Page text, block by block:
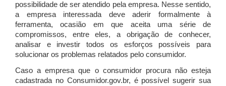
possibilidade de ser atendido pela empresa. Nesse sentido,
a empresa interessada deve aderir formalmente à
ferramenta, ocasião em que aceita uma série de
compromissos, entre eles, a obrigação de conhecer,
analisar e investir todos os esforços possíveis para
solucionar os problemas relatados pelo consumidor.
Caso a empresa que o consumidor procura não esteja
cadastrada no Consumidor.gov.br, é possível sugerir sua